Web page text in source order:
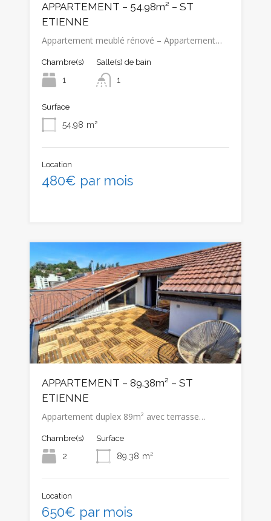
APPARTEMENT – 54.98m² – ST
ETIENNE
Appartement meublé rénové – Appartement…
Chambre(s)
1
Salle(s) de bain
1
Surface
54.98 m²
Location
480€ par mois
APPARTEMENT – 89.38m² – ST
ETIENNE
Appartement duplex 89m² avec terrasse…
Chambre(s)
2
Surface
89.38 m²
Location
650€ par mois